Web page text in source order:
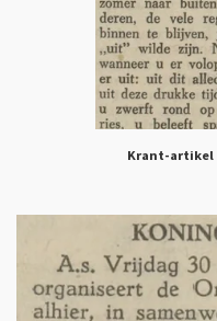
Krant-artikel